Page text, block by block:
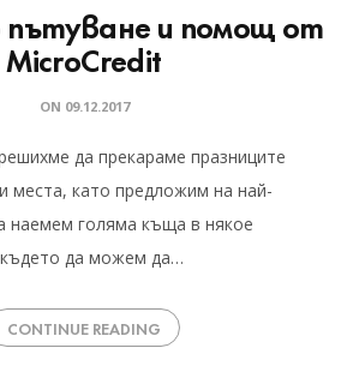
пътуване и помощ от
MicroCredit
ON 09.12.2017
да прекараме празниците
места, като предложим на най-
наемем голяма къща в някое
да можем да…
CONTINUE READING